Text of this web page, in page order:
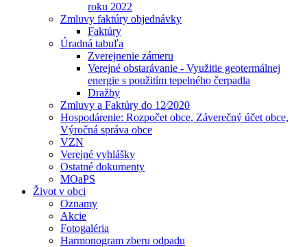
roku 2022
Zmluvy faktúry objednávky
Faktúry
Úradná tabuľa
Zverejnenie zámeru
Verejné obstarávanie - Využitie geotermálnej
energie s použitím tepelného čerpadla
Dražby
Zmluvy a Faktúry do 12⁄2020
Hospodárenie: Rozpočet obce, Záverečný účet obce,
Výročná správa obce
VZN
Verejné vyhlášky
Ostatné dokumenty
MOaPS
Život v obci
Oznamy
Akcie
Fotogaléria
Harmonogram zberu odpadu